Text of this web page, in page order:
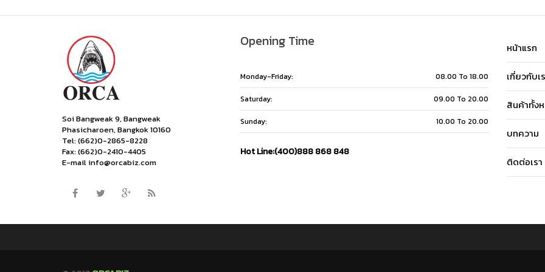
Soi Bangweak 9, Bangweak
Phasicharoen, Bangkok 10160
Tel: (662)0-2865-8228
Fax: (662)0-2410-4405
E-mail info@orcabiz.com
Opening Time
Monday-Friday: 08.00 To 18.00
Saturday: 09.00 To 20.00
Sunday: 10.00 To 20.00
Hot Line:(400)888 868 848
หน้าแรก
เกี่ยวกับเ
สินค้าทั้ง
บทความ
ติดต่อเรา